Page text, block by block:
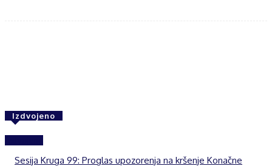
Izdvojeno
Sesija Kruga 99: Proglas upozorenja na kršenje Konačne